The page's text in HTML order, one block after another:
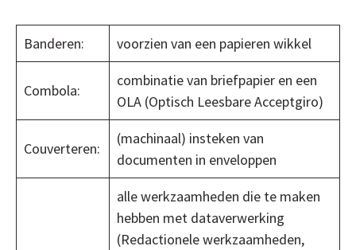
Banderen: voorzien van een papieren wikkel
Combola:
combinatie van briefpapier en een
OLA (Optisch Leesbare Acceptgiro)
Couverteren:
(machinaal) insteken van
documenten in enveloppen
alle werkzaamheden die te maken
hebben met dataverwerking
(Redactionele werkzaamheden,